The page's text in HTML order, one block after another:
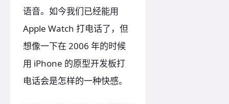
语音。如今我们已经能用
Apple Watch 打电话了，但
想像一下在 2006 年的时候
用 iPhone 的原型开发板打
电话会是怎样的一种快感。